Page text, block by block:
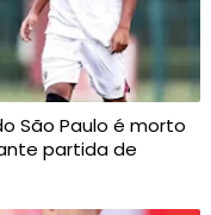
São Paulo é morto
partida de